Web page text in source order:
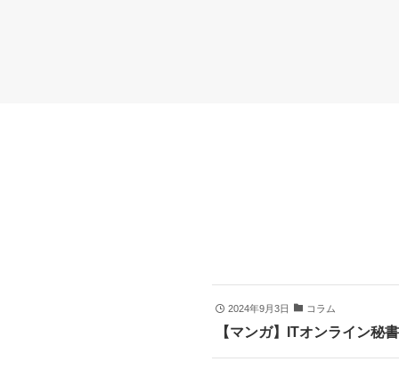
2024年9月3日 コラム
【マンガ】ITオンライン秘